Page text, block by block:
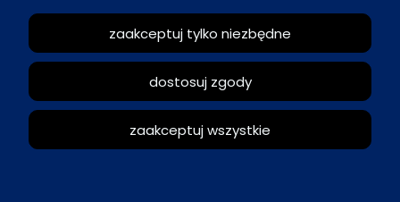
Zasady sprzedaży
Reklamacje i zwroty
Moje konto
zaakceptuj tylko niezbędne
dostosuj zgody
zaakceptuj wszystkie